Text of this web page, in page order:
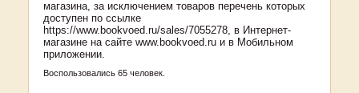
магазина, за исключением товаров перечень которых
доступен по ссылке
https://www.bookvoed.ru/sales/7055278, в Интернет-
магазине на сайте www.bookvoed.ru и в Мобильном
приложении.
Воспользовались 65 человек.